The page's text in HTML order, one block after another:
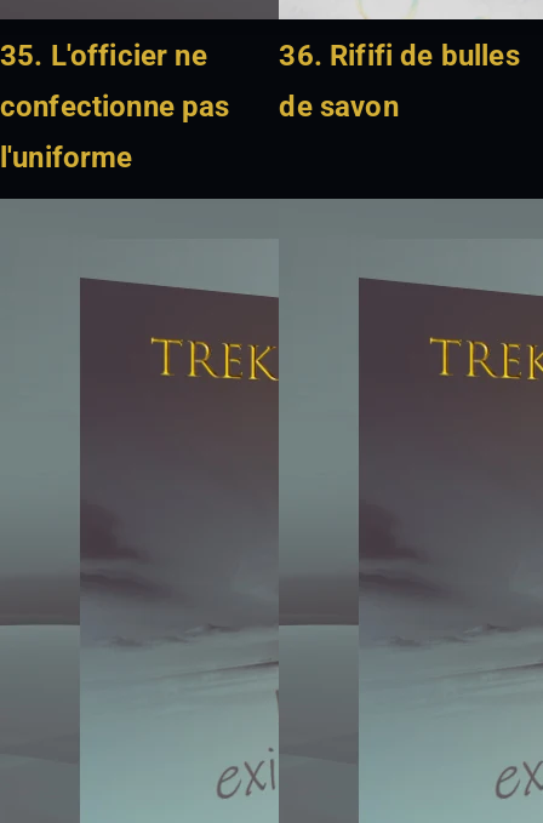
35. L'officier ne
confectionne pas
l'uniforme
36. Rififi de bulles
de savon